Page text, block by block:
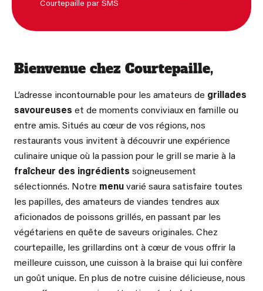
Courtepaille par SMS
Bienvenue chez Courtepaille,
L’adresse incontournable pour les amateurs de grillades
savoureuses et de moments conviviaux en famille ou
entre amis. Situés au cœur de vos régions, nos
restaurants vous invitent à découvrir une expérience
culinaire unique où la passion pour le grill se marie à la
fraîcheur des ingrédients soigneusement
sélectionnés. Notre menuvarié saura satisfaire toutes
les papilles, des amateurs de viandes tendres aux
aficionados de poissons grillés, en passant par les
végétariens en quête de saveurs originales.Chez
courtepaille, les grillardins ont à cœur de vous offrir la
meilleure cuisson, une cuisson à la braise qui lui confère
un goût unique. En plus de notre cuisine délicieuse, nous